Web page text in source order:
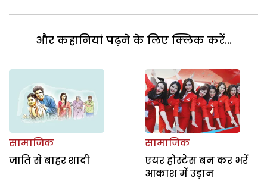
और कहानियां पढ़ने के लिए क्लिक करें...
सामाजिक
जाति से बाहर शादी
सामाजिक
एयर होस्टेस बन कर भरें
आकाश में उड़ान